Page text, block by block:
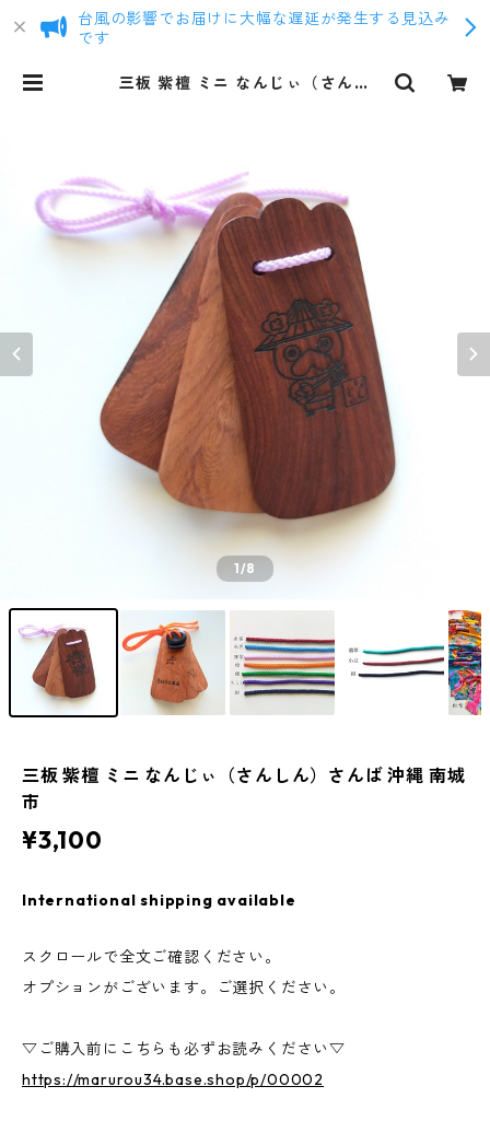
台風の影響でお届けに大幅な遅延が発生する見込み
です
三板 紫檀 ミニ なんじぃ（さんし
1/8
三板 紫檀 ミニ なんじぃ（さんしん）さんば 沖縄 南城
市
¥3,100
International shipping available
スクロールで全文ご確認ください。
オプションがございます。ご選択ください。
▽ご購入前にこちらも必ずお読みください▽
https://marurou34.base.shop/p/00002